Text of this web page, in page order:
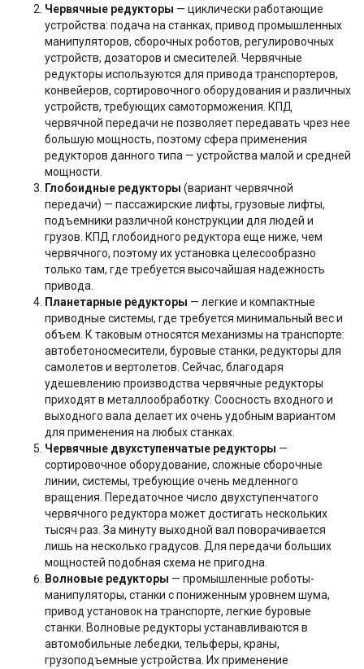
Червячные редукторы — циклически работающие
устройства: подача на станках, привод промышленных
манипуляторов, сборочных роботов, регулировочных
устройств, дозаторов и смесителей. Червячные
редукторы используются для привода транспортеров,
конвейеров, сортировочного оборудования и различных
устройств, требующих самоторможения. КПД
червячной передачи не позволяет передавать чрез нее
большую мощность, поэтому сфера применения
редукторов данного типа — устройства малой и средней
мощности.
Глобоидные редукторы (вариант червячной
передачи) — пассажирские лифты, грузовые лифты,
подъемники различной конструкции для людей и
грузов. КПД глобоидного редуктора еще ниже, чем
червячного, поэтому их установка целесообразно
только там, где требуется высочайшая надежность
привода.
Планетарные редукторы — легкие и компактные
приводные системы, где требуется минимальный вес и
объем. К таковым относятся механизмы на транспорте:
автобетоносмесители, буровые станки, редукторы для
самолетов и вертолетов. Сейчас, благодаря
удешевлению производства червячные редукторы
приходят в металлообработку. Соосность входного и
выходного вала делает их очень удобным вариантом
для применения на любых станках.
Червячные двухступенчатые редукторы —
сортировочное оборудование, сложные сборочные
линии, системы, требующие очень медленного
вращения. Передаточное число двухступенчатого
червячного редуктора может достигать нескольких
тысяч раз. За минуту выходной вал поворачивается
лишь на несколько градусов. Для передачи больших
мощностей подобная схема не пригодна.
Волновые редукторы — промышленные роботы-
манипуляторы, станки с пониженным уровнем шума,
привод установок на транспорте, легкие буровые
станки. Волновые редукторы устанавливаются в
автомобильные лебедки, тельферы, краны,
грузоподъемные устройства. Их применение